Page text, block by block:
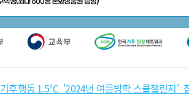
기후행동 1.5℃_'2024년 여름방학